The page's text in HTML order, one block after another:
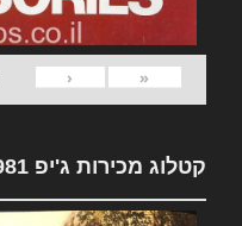
«
‹
קטלוג מכירות ג'יפ 1981